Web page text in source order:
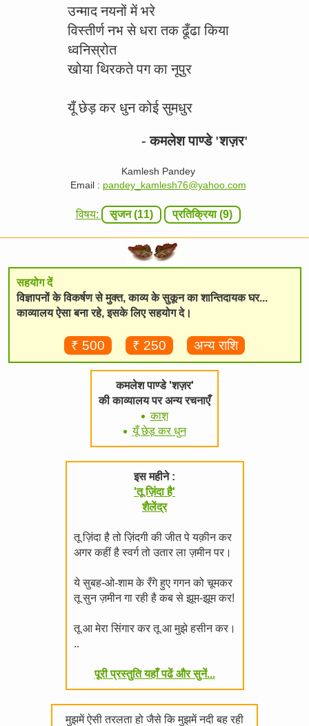
उन्माद नयनों में भरे
विस्तीर्ण नभ से धरा तक ढूँढा किया
ध्वनिस्रोत
खोया थिरकते पग का नूपुर
यूँ छेड़ कर धुन कोई सुमधुर
- कमलेश पाण्डे 'शज़र'
Kamlesh Pandey
Email : pandey_kamlesh76@yahoo.com
विषय: सृजन (11) प्रतिक्रिया (9)
सहयोग दें
विज्ञापनों के विकर्षण से मुक्त, काव्य के सुकून का शान्तिदायक घर...
काव्यालय ऐसा बना रहे, इसके लिए सहयोग दे।
₹ 500 ₹ 250 अन्य राशि
कमलेश पाण्डे 'शज़र'
की काव्यालय पर अन्य रचनाएँ
काश़
यूँ छेड़ कर धुन
इस महीने :
'तू ज़िंदा है'
शैलेंद्र
तू ज़िंदा है तो ज़िंदगी की जीत पे यक़ीन कर
अगर कहीं है स्वर्ग तो उतार ला ज़मीन पर।
ये सुबह-ओ-शाम के रँगे हुए गगन को चूमकर
तू सुन ज़मीन गा रही है कब से झूम-झूम कर!
तू आ मेरा सिंगार कर तू आ मुझे हसीन कर।
..
पूरी प्रस्तुति यहाँ पढें और सुनें...
मुझमें ऐसी तरलता हो जैसे कि मुझमें नदी बह रही